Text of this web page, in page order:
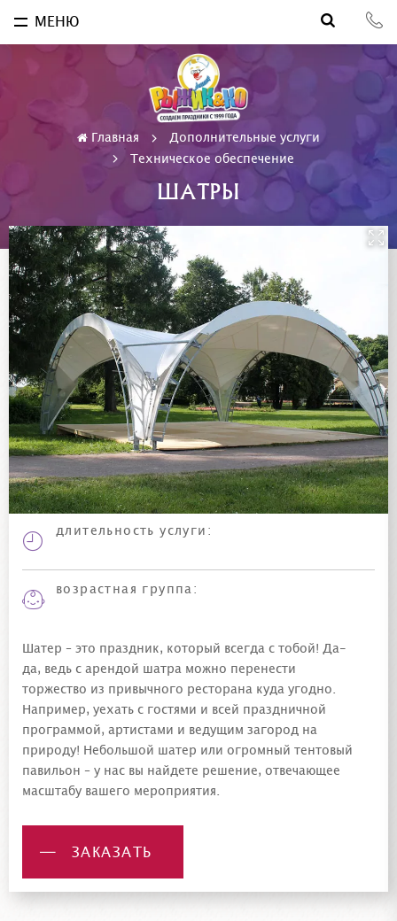
МЕНЮ
Главная
Дополнительные услуги
Техническое обеспечение
ШАТРЫ
длительность услуги :
возрастная группа:
Шатер – это праздник, который всегда с тобой! Да-
да, ведь с арендой шатра можно перенести
торжество из привычного ресторана куда угодно.
Например, уехать с гостями и всей праздничной
программой, артистами и ведущим загород на
природу! Небольшой шатер или огромный тентовый
павильон – у нас вы найдете решение, отвечающее
масштабу вашего мероприятия.
ЗАКАЗАТЬ